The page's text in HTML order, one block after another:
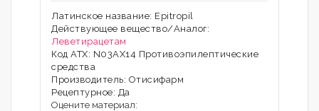
Латинское название: Epitropil
Действующее вещество/Аналог:
Леветирацетам
Код АТХ: N03AX14 Противоэпилептические
средства
Производитель: Отисифарм
Рецептурное: Да
Оцените материал: